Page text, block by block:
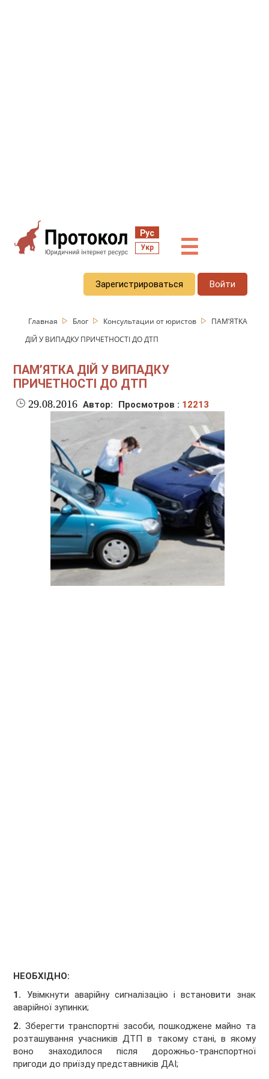
Рус
Укр ☰
Зарегистрироваться Войти
Главная Блог Консультации от юристов
ПАМ’ЯТКА
ДІЙ У ВИПАДКУ ПРИЧЕТНОСТІ ДО ДТП
ПАМ’ЯТКА ДІЙ У ВИПАДКУ
ПРИЧЕТНОСТІ ДО ДТП
29.08.2016 Автор: Просмотров : 12213
НЕОБХІДНО:
1. Увімкнути аварійну сигналізацію і встановити знак
аварійної зупинки;
2. Зберегти транспортні засоби, пошкоджене майно та
розташування учасників ДТП в такому стані, в якому
воно знаходилося після дорожньо-транспортної
пригоди до приїзду представників ДАІ;